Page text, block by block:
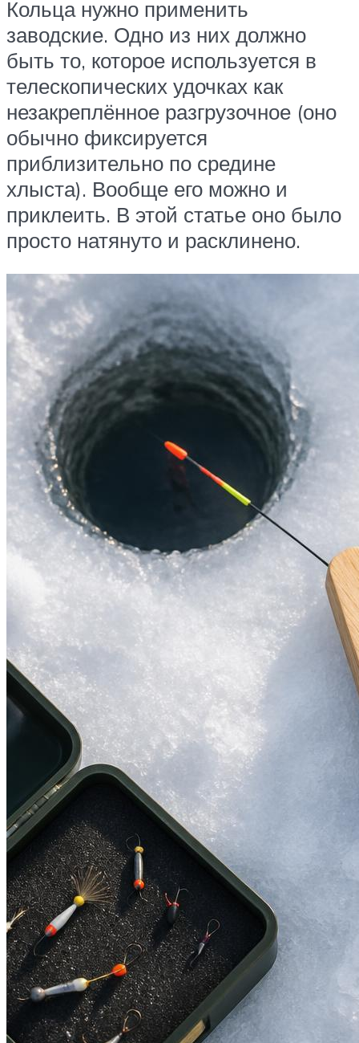
Кольца нужно применить
заводские. Одно из них должно
быть то, которое используется в
телескопических удочках как
незакреплённое разгрузочное (оно
обычно фиксируется
приблизительно по средине
хлыста). Вообще его можно и
приклеить. В этой статье оно было
просто натянуто и расклинено.